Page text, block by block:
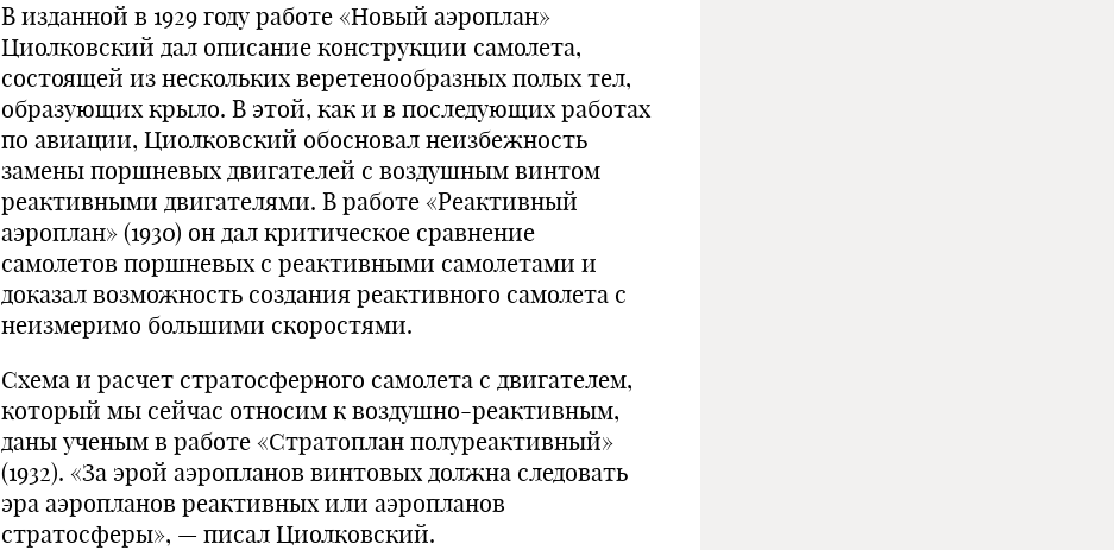
В изданной в 1929 году работе «Новый аэроплан»
Циолковский дал описание конструкции самолета,
состоящей из нескольких веретенообразных полых тел,
образующих крыло. В этой, как и в последующих работах
по авиации, Циолковский обосновал неизбежность
замены поршневых двигателей с воздушным винтом
реактивными двигателями. В работе «Реактивный
аэроплан» (1930) он дал критическое сравнение
самолетов поршневых с реактивными самолетами и
доказал возможность создания реактивного самолета с
неизмеримо большими скоростями.
Схема и расчет стратосферного самолета с двигателем,
который мы сейчас относим к воздушно-реактивным,
даны ученым в работе «Стратоплан полуреактивный»
(1932). «За эрой аэропланов винтовых должна следовать
эра аэропланов реактивных или аэропланов
стратосферы», — писал Циолковский.